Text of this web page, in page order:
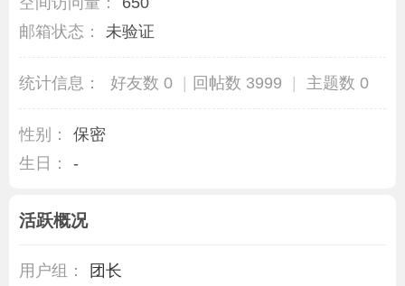
邮箱状态：
未验证
统计信息： 好友数 0 | 回帖数 3999 | 主题数 0
性别：
保密
生日：
-
活跃概况
用户组： 团长